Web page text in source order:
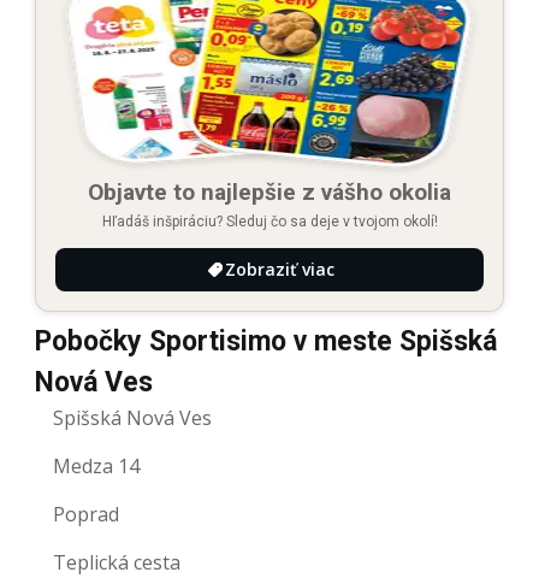
Objavte to najlepšie z vášho okolia
Hľadáš inšpiráciu? Sleduj čo sa deje v tvojom okolí!
Zobraziť viac
Pobočky Sportisimo v meste Spišská
Nová Ves
Spišská Nová Ves
Medza 14
Poprad
Teplická cesta